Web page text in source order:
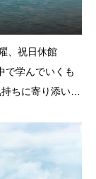
、祝日休館
で学んでいくも
ちに寄り添いな